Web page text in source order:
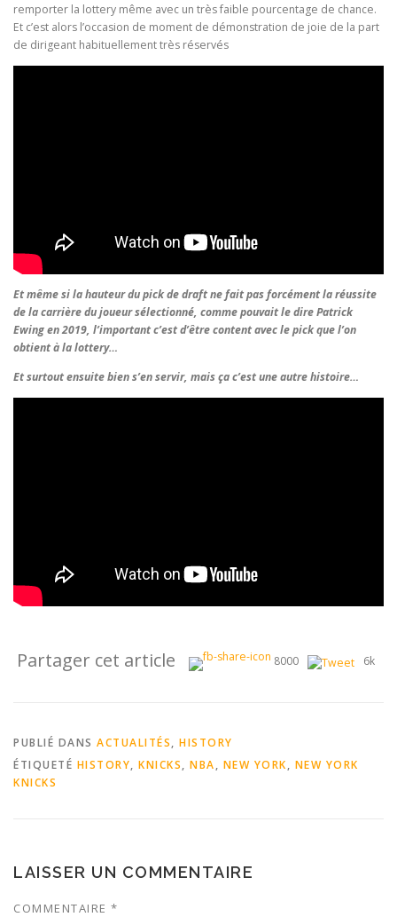
remporter la lottery même avec un très faible pourcentage de chance.
Et c’est alors l’occasion de moment de démonstration de joie de la part
de dirigeant habituellement très réservés
Et même si la hauteur du pick de draft ne fait pas forcément la réussite
de la carrière du joueur sélectionné, comme pouvait le dire Patrick
Ewing en 2019, l’important c’est d’être content avec le pick que l’on
obtient à la lottery…
Et surtout ensuite bien s’en servir, mais ça c’est une autre histoire…
Partager cet article 8000 6k
PUBLIÉ DANS ACTUALITÉS, HISTORY
ÉTIQUETÉ HISTORY, KNICKS, NBA, NEW YORK, NEW YORK
KNICKS
LAISSER UN COMMENTAIRE
COMMENTAIRE *